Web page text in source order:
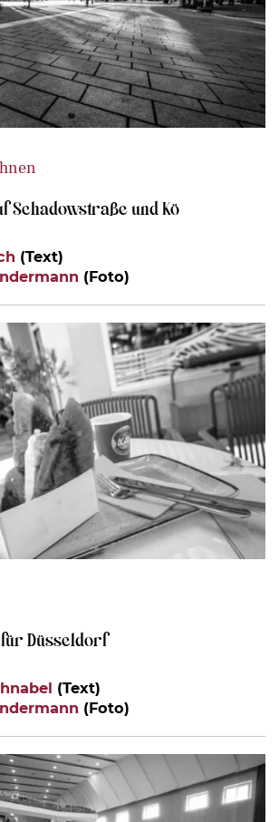
Schadowstraße und Kö
(Text)
(Foto)
Düsseldorf
(Text)
(Foto)